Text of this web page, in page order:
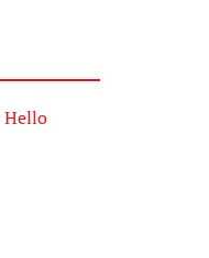
Hello